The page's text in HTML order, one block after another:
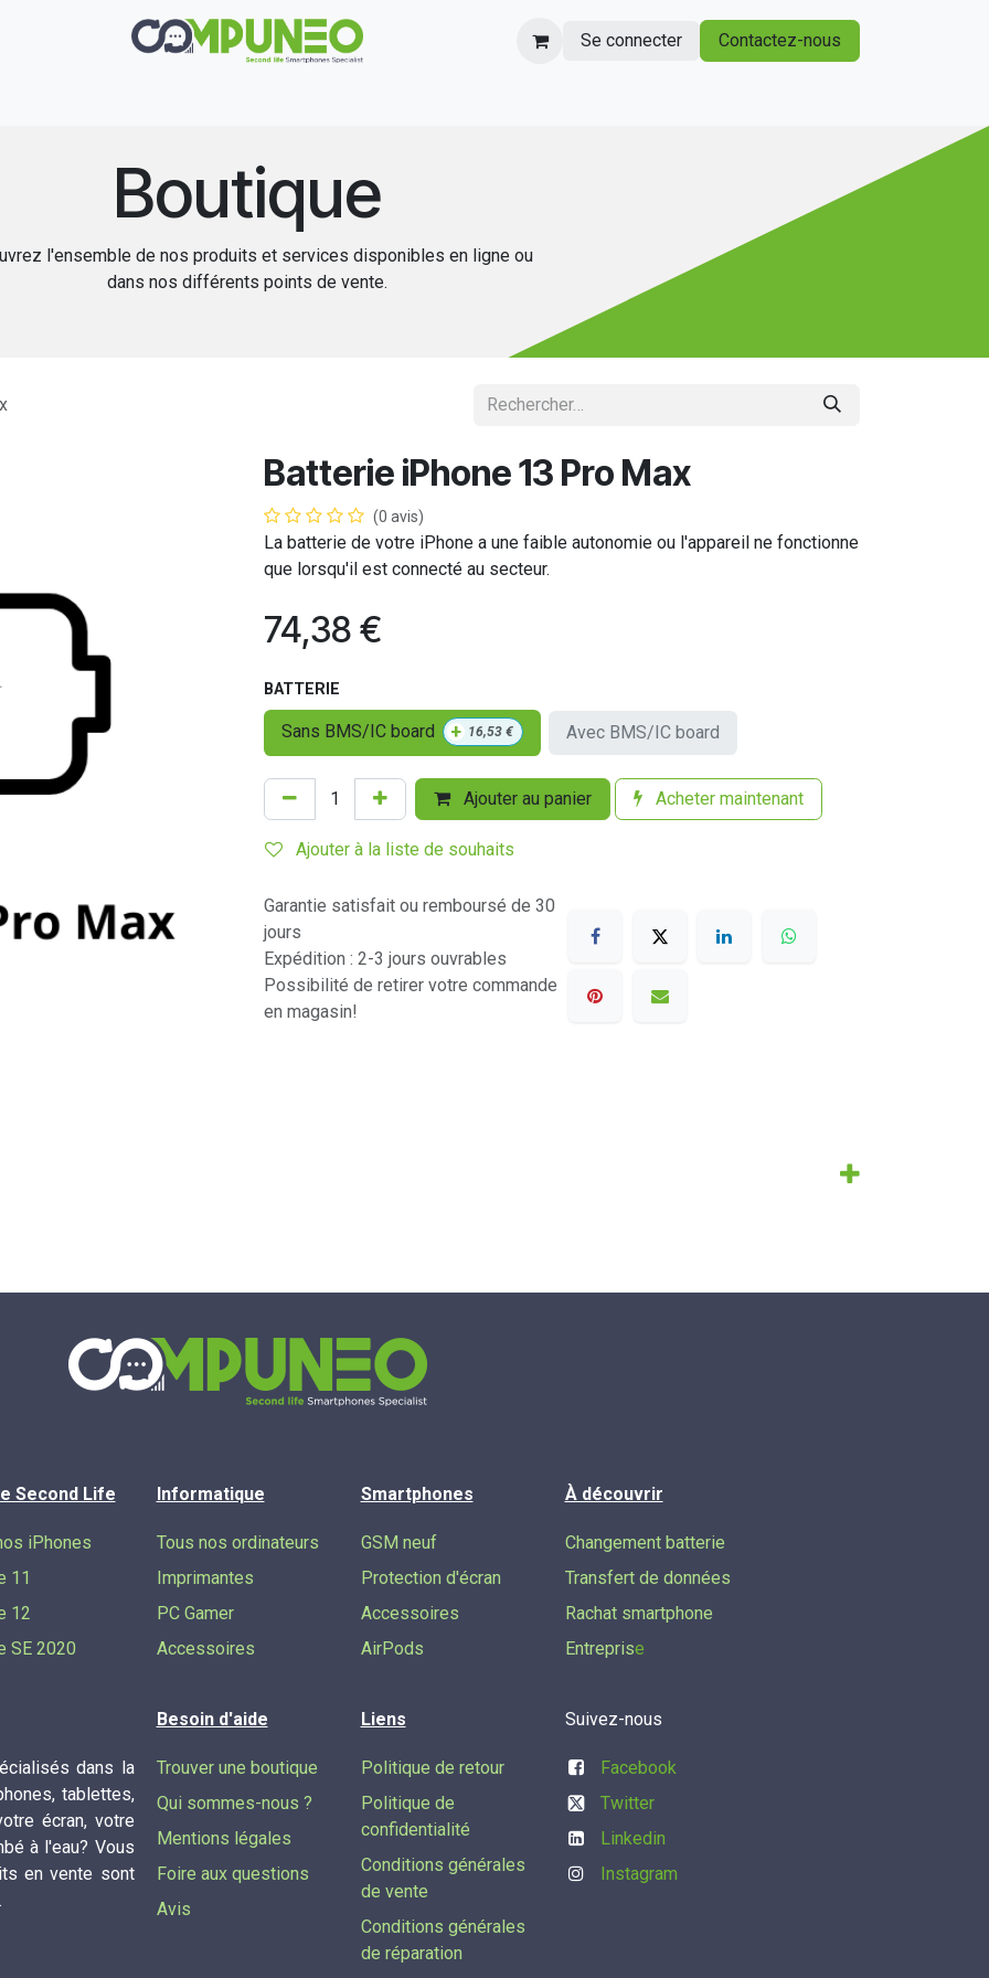
Se connecter Contactez-nous
Boutique
l'ensemble de nos produits et services disponibles en ligne ou
dans nos différents points de vente.
Batterie iPhone 13 Pro Max
(0 avis)
La batterie de votre iPhone a une faible autonomie ou l'appareil ne fonctionne
que lorsqu'il est connecté au secteur.
74,38 €
BATTERIE
Sans BMS/IC board + 16,53 € Avec BMS/IC board
Ajouter au panier Acheter maintenant
Ajouter à la liste de souhaits
Garantie satisfait ou remboursé de 30
jours
Expédition : 2-3 jours ouvrables
Possibilité de retirer votre commande
en magasin!
dans la
tablettes,
écran, votre
à l'eau? Vous
en vente sont
Informatique
Tous nos ordinateurs
Imprimantes
PC Gamer
Accessoires
Smartphones
GSM neuf
Protection d'écran
Accessoires
AirPods
À découvrir
Changement batterie
Transfert de données​
Rachat smartphone
Entreprise
Second Life
iPhones
11
12
SE 2020
Besoin d'aide
Trouver une boutique
Qui sommes-nous ?
Mentions légales
Foire aux questions
Avis
Liens
Politique de retour
Politique de
confidentialité
Conditions générales
de vente
Conditions générales
de réparation
Suivez-nous
Facebook
Twitter
Linkedin
Instagram